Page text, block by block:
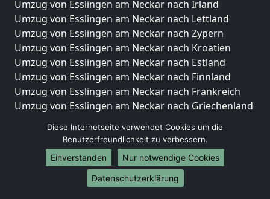
Umzug von Esslingen am Neckar nach Irland
Umzug von Esslingen am Neckar nach Lettland
Umzug von Esslingen am Neckar nach Zypern
Umzug von Esslingen am Neckar nach Kroatien
Umzug von Esslingen am Neckar nach Estland
Umzug von Esslingen am Neckar nach Finnland
Umzug von Esslingen am Neckar nach Frankreich
Umzug von Esslingen am Neckar nach Griechenland
Umzug von Esslingen am Neckar nach Liechtenstein
Umzug von Esslingen am Neckar nach Luxemburg
Umzug von Esslingen am Neckar nach Niederlande
Umzug von Esslingen am Neckar nach Norwegen
Diese Internetseite verwendet Cookies um die
Benutzerfreundlichkeit zu verbessern.
Einverstanden
Nur notwendige Cookies
Datenschutzerklärung